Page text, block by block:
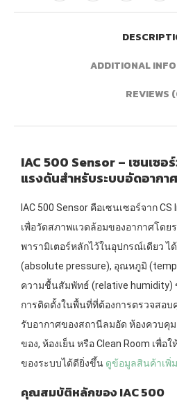
ADDITIONAL
REVIEWS
IAC 500 Sensor – เซนเซอ
แรงดันสำหรับระบบอัดอากาศ
IAC 500 Sensor คือเซนเซอร์จาก
เพื่อวัดสภาพแวดล้อมของอากาศโดย
พารามิเตอร์หลักไว้ในอุปกรณ์เดียว
(absolute pressure), อุณหภูมิ
ความชื้นสัมพัทธ์ (relative humidity)
การติดตั้งในพื้นที่ที่ต้องการตรวจสอ
รับอากาศของสถานีลมอัด ห้องควบคุม
ของ, ห้องเย็น หรือ Clean Room เพื่
ของระบบได้ดียิ่งขึ้น ดูข้อมูลสินค้าเพิ่
คุณสมบัติหลักของ IAC 500